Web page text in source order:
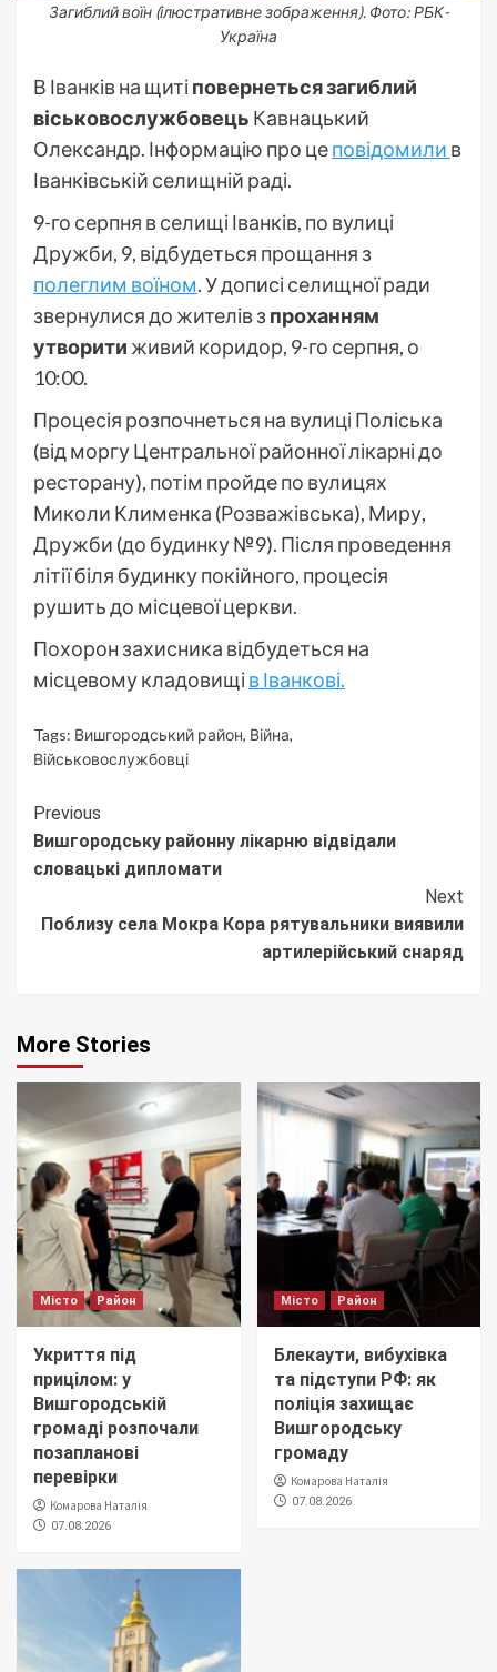
Загиблий воїн (ілюстративне зображення). Фото: РБК-
Україна
В Іванків на щиті повернеться загиблий
віськовослужбовець Кавнацький
Олександр. Інформацію про цеповідомили в
Іванківській селищній раді.
9-го серпня в селищі Іванків, по вулиці
Дружби, 9, відбудеться прощання з
полеглим воїном. У дописі селищної ради
звернулися до жителів з проханням
утворити живий коридор, 9-го серпня, о
10:00.
Процесія розпочнеться на вулиці Поліська
(від моргу Центральної районної лікарні до
ресторану), потім пройде по вулицях
Миколи Клименка (Розважівська), Миру,
Дружби (до будинку №9). Після проведення
літії біля будинку покійного, процесія
рушить до місцевої церкви.
Похорон захисника відбудеться на
місцевому кладовищі в Іванкові.
Tags: Вишгородський район, Війна,
Військовослужбовці
Continue
Reading
Previous
Вишгородську районну лікарню відвідали
словацькі дипломати
Next
Поблизу села Мокра Кора рятувальники виявили
артилерійський снаряд
More Stories
Місто Район
Укриття під
прицілом: у
Вишгородській
громаді розпочали
позапланові
перевірки
Комарова Наталія
07.08.2026
Місто Район
Блекаути, вибухівка
та підступи РФ: як
поліція захищає
Вишгородську
громаду
Комарова Наталія
07.08.2026